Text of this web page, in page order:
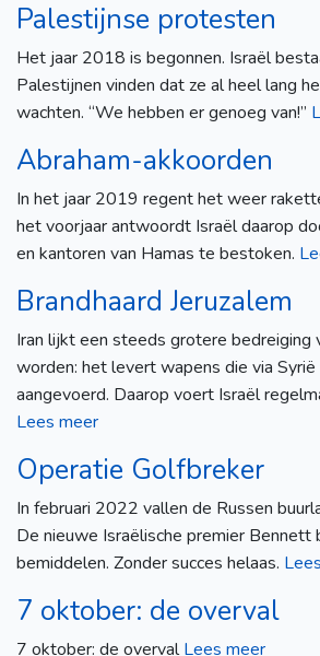
Palestijnse protesten
Het jaar 2018 is begonnen. Israël
Palestijnen vinden dat ze al heel lang
wachten. “We hebben er genoeg van!”
Abraham-akkoorden
In het jaar 2019 regent het weer
het voorjaar antwoordt Israël daarop
en kantoren van Hamas te bestoken.
Brandhaard Jeruzalem
Iran lijkt een steeds grotere bedreiging
worden: het levert wapens die via
aangevoerd. Daarop voert Israël
Lees meer
Operatie Golfbreker
In februari 2022 vallen de Russen
De nieuwe Israëlische premier Bennett
bemiddelen. Zonder succes helaas.
7 oktober: de overval
7 oktober: de overvalLees meer